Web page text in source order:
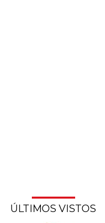
ÚLTIMOS VISTOS